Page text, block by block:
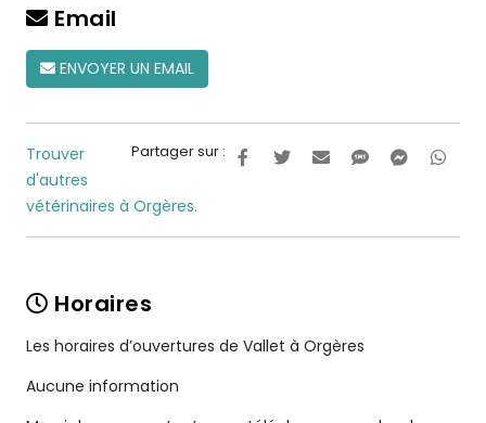
Email
ENVOYER UN EMAIL
Partager sur :
Trouver
d'autres
vétérinaires à Orgères.
Horaires
Les horaires d’ouvertures de Vallet à Orgères
Aucune information